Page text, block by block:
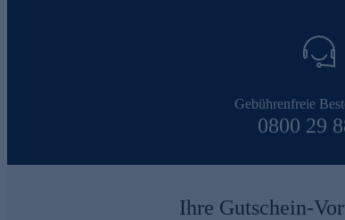
Gebührenfreie
0800 29
Ihre Gutschein-